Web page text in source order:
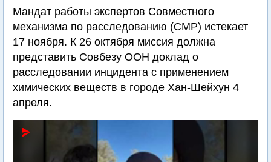
Мандат работы экспертов Совместного
механизма по расследованию (СМР) истекает
17 ноября. К 26 октября миссия должна
представить Совбезу ООН доклад о
расследовании инцидента с применением
химических веществ в городе Хан-Шейхун 4
апреля.